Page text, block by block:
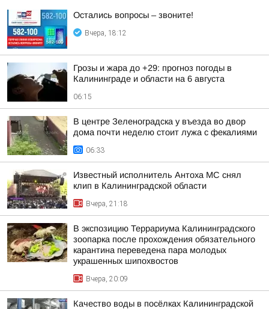
Остались вопросы – звоните!
Вчера, 18:12
Грозы и жара до +29: прогноз погоды в
Калининграде и области на 6 августа
06:15
В центре Зеленоградска у въезда во двор
дома почти неделю стоит лужа с фекалиями
06:33
Известный исполнитель Антоха МС снял
клип в Калининградской области
Вчера, 21:18
В экспозицию Террариума Калининградского
зоопарка после прохождения обязательного
карантина переведена пара молодых
украшенных шипохвостов
Вчера, 20:09
Качество воды в посёлках Калининградской